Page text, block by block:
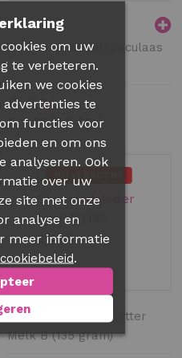
Gwoon Amandelspeculaas
€ 3,86
€ 3,54
Gwoon Chocoladeletter
Melk B (135 gram)
om uw
te verbeteren.
we cookies
te
functies voor
en om ons
analyseren. Ook
over uw
site met onze
analyse en
meer informatie
cookiebeleid.